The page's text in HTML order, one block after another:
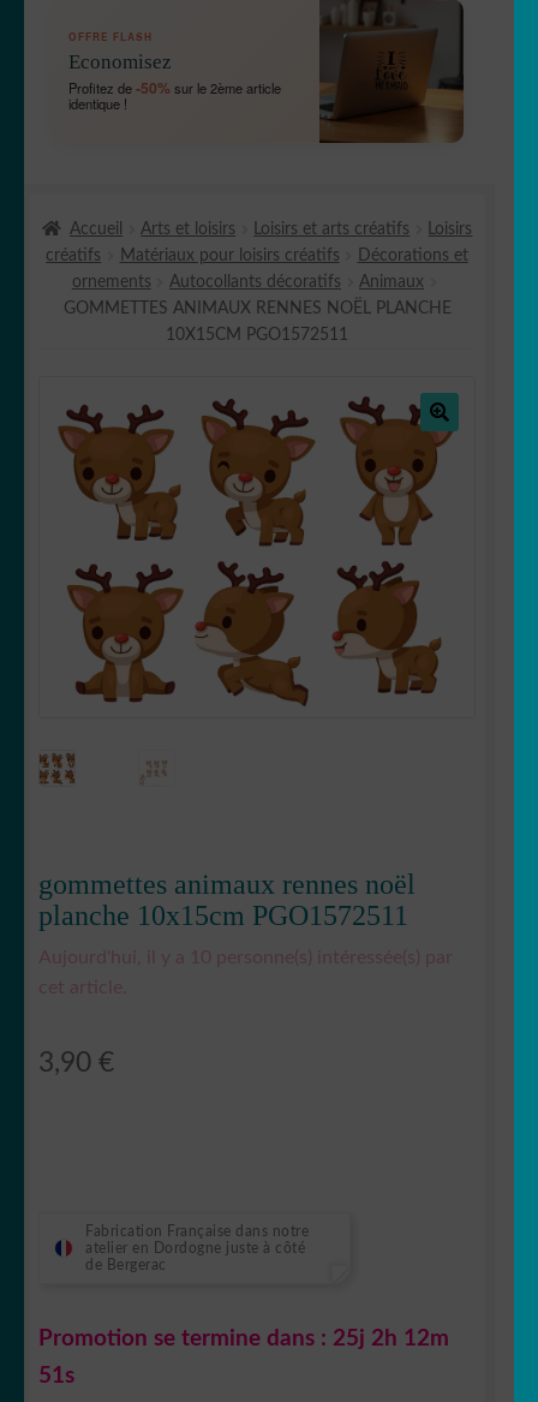
OUVRIR
MENU
OUVRIR
ENFANT
LE
MENU
🖨 3D et divers
OUVRIR
🐣 Décoration chambre Enfants
MENU
ENFANT
☕ Mugs
Fait au Japon 🇯🇵
Votre espace
OFFRE FLASH
Economisez
Profitez de-50%sur le 2ème article
identique !
Accueil Arts et loisirs Loisirs et arts créatifs
Loisirs
créatifs
Matériaux pour loisirs créatifs
Décorations et
ornements
Autocollants décoratifs
Animaux
GOMMETTES ANIMAUX RENNES NOËL PLANCHE
10X15CM PGO1572511
🔍
gommettes animaux rennes noël
planche 10x15cm PGO1572511
Aujourd'hui, il y a 10 personne(s) intéressée(s) par
cet article.
3,90 €
Fabrication Française dans notre
atelier en Dordogne juste à côté
de Bergerac
Promotion se termine dans : 25j 2h 12m
50s